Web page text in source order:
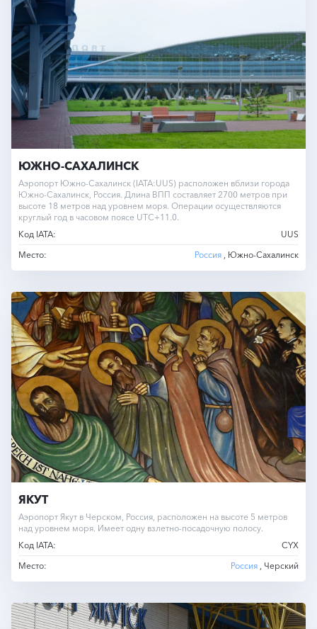
ЮЖНО-САХАЛИНСК
Аэропорт Южно-Сахалинск (IATA:UUS) расположен вблизи города
Южно-Сахалинск, Россия. Длина ВПП составляет 2700 метров при
высоте 18 метров над уровнем моря. Операции осуществляются
круглый год в часовом поясе UTC+11.0.
Код IATA:
UUS
Место:
Россия , Южно-Сахалинск
ЯКУТ
Аэропорт Якут в Черском, Россия, расположен на высоте 5 метров
над уровнем моря. Имеет одну взлетно-посадочную полосу.
Код IATA:
CYX
Место:
Россия , Черский